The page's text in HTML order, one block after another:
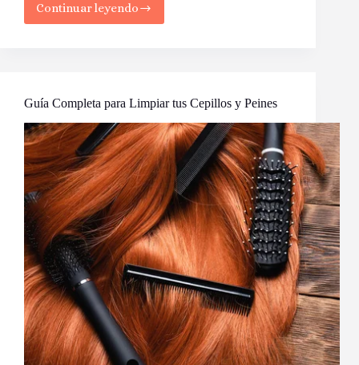
Continuar leyendo
Acné
Hormonal:
Tus
Persistentes?
Guía Completa para Limpiar tus Cepillos y Peines